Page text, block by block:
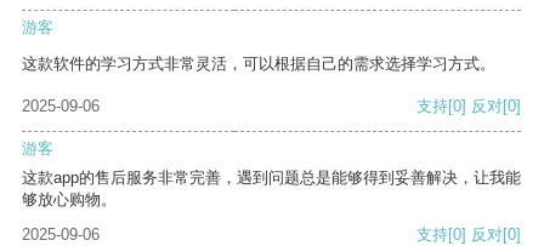
游客
这款软件的学习方式非常灵活，可以根据自己的需求选择学习方式。
2025-09-06 支持[0] 反对[0]
游客
这款app的售后服务非常完善，遇到问题总是能够得到妥善解决，让我能
够放心购物。
2025-09-06
支持[0] 反对[0]